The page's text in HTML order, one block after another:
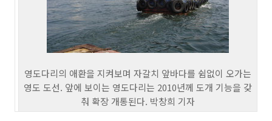
영도다리의 애환을 지켜보며 자갈치 앞바다를 쉼없이 오가는
영도 도선. 앞에 보이는 영도다리는 2010년께 도개 기능을 갖
춰 확장 개통된다. 박창희 기자